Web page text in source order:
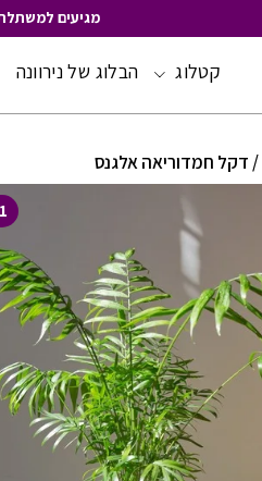
מגיעים
קטלוג הבלוג של נירוונה
/ דקל חמדוריאה אלגנס
1 + 3